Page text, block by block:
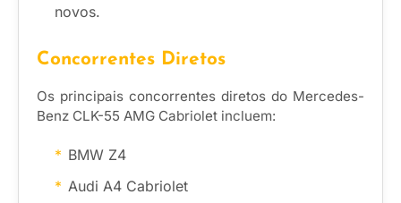
novos.
Concorrentes Diretos
Os principais concorrentes diretos do Mercedes-
Benz CLK-55 AMG Cabriolet incluem:
BMW Z4
Audi A4 Cabriolet